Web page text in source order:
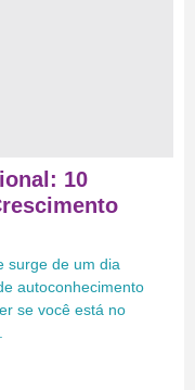
10
surge de um dia
autoconhecimento
se você está no